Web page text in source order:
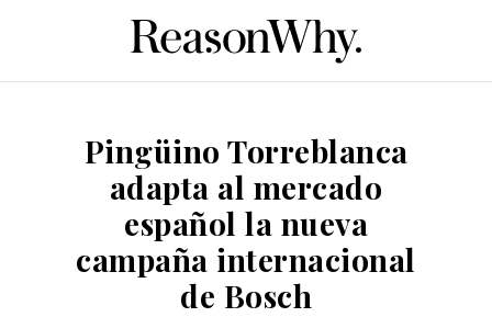
Pingüino Torreblanca
adapta al mercado
español la nueva
campaña internacional
de Bosch